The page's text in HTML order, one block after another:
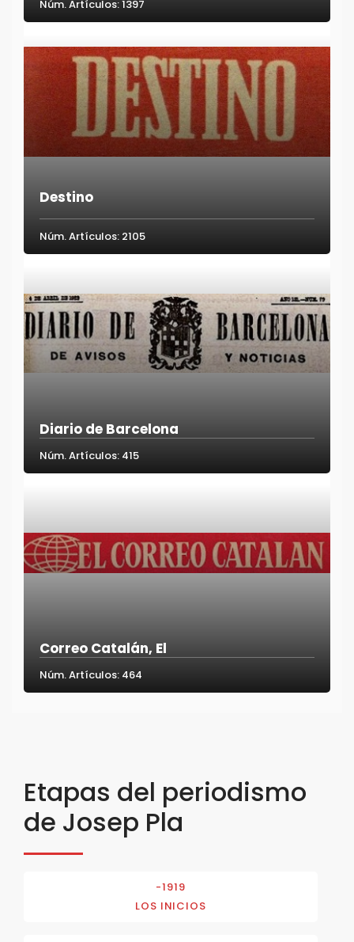
Núm. Artículos: 1397
Destino
Núm. Artículos: 2105
Diario de Barcelona
Núm. Artículos: 415
Correo Catalán, El
Núm. Artículos: 464
Etapas del periodismo
de Josep Pla
-1919
LOS INICIOS